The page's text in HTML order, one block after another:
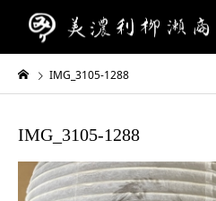
IMG_3105-1288
IMG_3105-1288